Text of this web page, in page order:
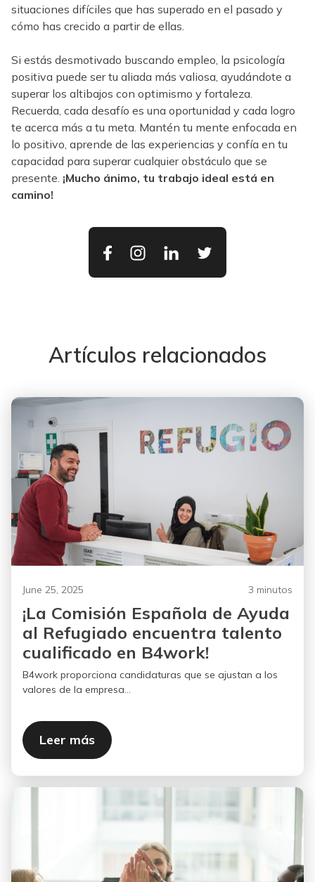
situaciones difíciles que has superado en el pasado y
cómo has crecido a partir de ellas.
Si estás desmotivado buscando empleo, la psicología
positiva puede ser tu aliada más valiosa, ayudándote a
superar los altibajos con optimismo y fortaleza.
Recuerda, cada desafío es una oportunidad y cada logro
te acerca más a tu meta. Mantén tu mente enfocada en
lo positivo, aprende de las experiencias y confía en tu
capacidad para superar cualquier obstáculo que se
presente. ¡Mucho ánimo, tu trabajo ideal está en
camino!
Artículos relacionados
June 25, 2025 3 minutos
¡La Comisión Española de Ayuda
al Refugiado encuentra talento
cualificado en B4work!
B4work proporciona candidaturas que se ajustan a los
valores de la empresa...
Leer más